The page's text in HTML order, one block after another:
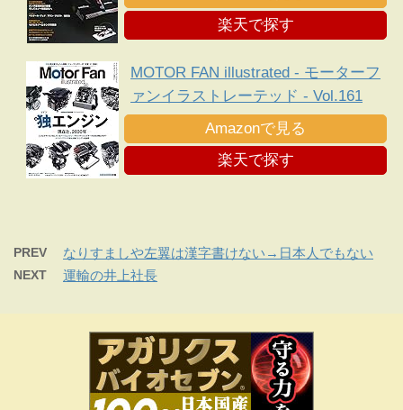
ジン 戦争 -
楽天で探す
MOTOR FAN illustrated - モーターフ
ァンイラストレーテッド - Vol.161
Amazonで見る
楽天で探す
PREV なりすましや左翼は漢字書けない→日本人でもない
NEXT 運輸の井上社長